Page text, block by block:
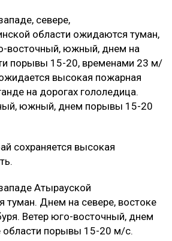
севере,
области ожидаются туман,
восточный, южный, днем на
порывы 15-20, временами 23 м/
высокая пожарная
на дорогах гололедица.
южный, днем порывы 15-20
сохраняется высокая
Атырауской
туман. Днем на севере, востоке
Ветер юго-восточный, днем
области порывы 15-20 м/с.